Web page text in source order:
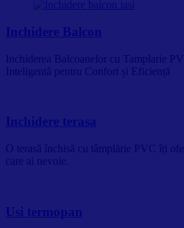
Inchidere Balcon
Inchiderea Balcoanelor cu Tamplarie
Inteligentă pentru Confort și Eficiență
Inchidere terasa
O terasă închisă cu tâmplărie PVC îți
care ai nevoie.
Usi termopan